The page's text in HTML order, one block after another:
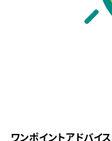
ワンポイントアドバイス